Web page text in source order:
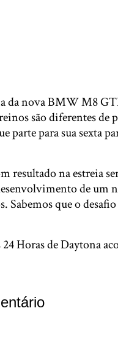
da nova BMW M8
são diferentes de
parte para sua sexta
resultado na estreia
de um
Sabemos que o
Horas de Daytona